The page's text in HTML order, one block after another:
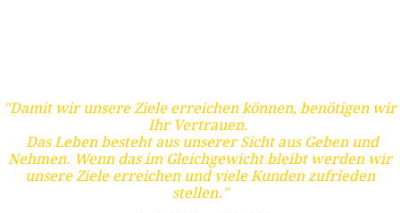
"Damit wir unsere Ziele erreichen können, benötigen wir
Ihr Vertrauen.
Das Leben besteht aus unserer Sicht aus Geben und
Nehmen. Wenn das im Gleichgewicht bleibt werden wir
unsere Ziele erreichen und viele Kunden zufrieden
stellen."